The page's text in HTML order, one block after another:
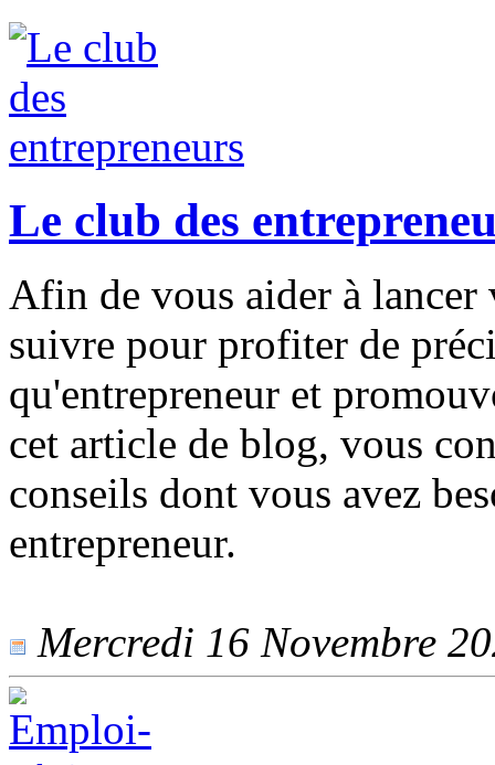
Le club des
Afin de vous aider à
suivre pour profiter de
qu'entrepreneur et
cet article de blog, vous
conseils dont vous avez
entrepreneur.
Mercredi 16 Novembre